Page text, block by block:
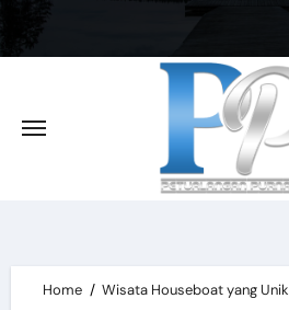
Home Wisata Houseboat yang Unik